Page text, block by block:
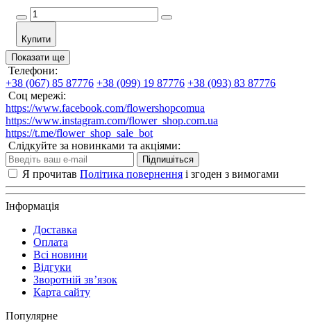
Купити
Показати ще
Телефони:
+38 (067) 85 87776 +38 (099) 19 87776 +38 (093) 83 87776
Соц мережі:
https://www.facebook.com/flowershopcomua
https://www.instagram.com/flower_shop.com.ua
https://t.me/flower_shop_sale_bot
Слідкуйте за новинками та акціями:
Підпишіться
Я прочитав Політика повернення і згоден з вимогами
Інформація
Доставка
Оплата
Всі новини
Відгуки
Зворотній зв’язок
Карта сайту
Популярне